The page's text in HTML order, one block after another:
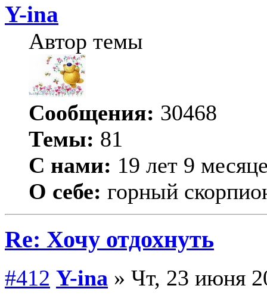
Y-ina
Автор темы
Сообщения: 30468
Темы: 81
С нами: 19 лет 9
О себе: горный
Re: Хочу отдохнуть
#412 Y-ina » Чт, 23 июня